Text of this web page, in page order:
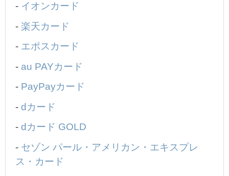
- イオンカード
- 楽天カード
- エポスカード
- au PAYカード
- PayPayカード
-dカード
-dカード GOLD
- セゾン パール・アメリカン・エキスプレ
ス・カード